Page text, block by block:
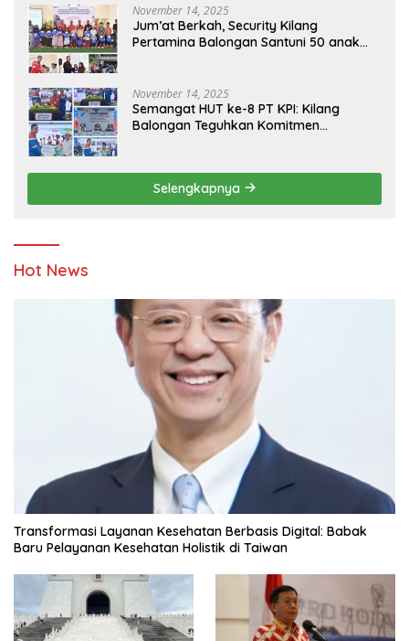
November 14, 2025
Jum’at Berkah, Security Kilang
Pertamina Balongan Santuni 50 anak
November 14, 2025
Semangat HUT ke-8 PT KPI: Kilang
Balongan Teguhkan Komitmen
Pendidikan
Selengkapnya
Hot News
Transformasi Layanan Kesehatan Berbasis Digital: Babak
Baru Pelayanan Kesehatan Holistik di Taiwan